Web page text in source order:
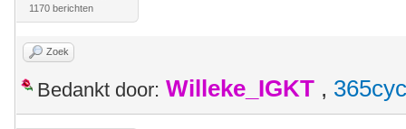
1170 berichten
Zoek
Bedankt door: Willeke_IGKT ,